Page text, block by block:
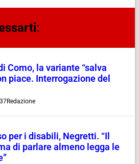
Como, la variante “salva
piace. Interrogazione del
Redazione
per i disabili, Negretti. “Il
di parlare almeno legga le